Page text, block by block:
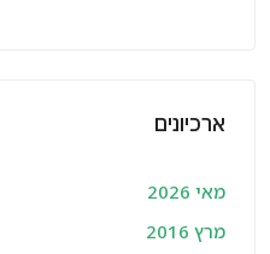
ארכיונים
מאי 2026
מרץ 2016